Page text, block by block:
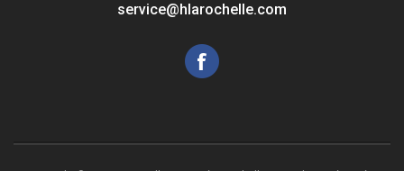
service@hlarochelle.com